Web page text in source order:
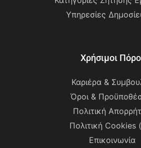
Υπηρεσίες
Χρήσιμοι
Καριέρα &
Όροι &
Πολιτική
Πολιτική Cookies
Επικοινωνία